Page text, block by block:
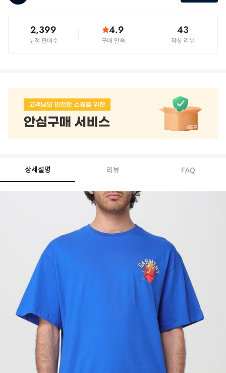
2,399
누적 판매수
4.9
구매 만족
43
작성 리뷰
상세설명 리뷰 FAQ